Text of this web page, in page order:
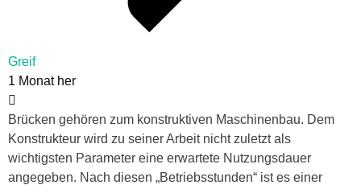
Greif
1 Monat her
Brücken gehören zum konstruktiven Maschinenbau. Dem
Konstrukteur wird zu seiner Arbeit nicht zuletzt als
wichtigsten Parameter eine erwartete Nutzungsdauer
angegeben. Nach diesen „Betriebsstunden“ ist es einer